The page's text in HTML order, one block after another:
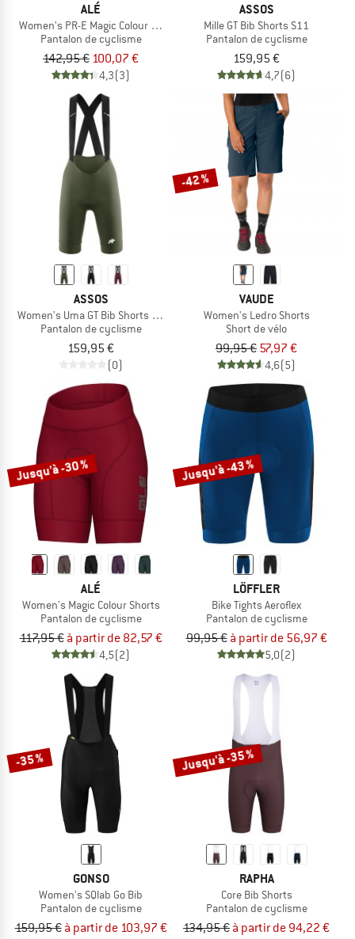
ALÉ
Women's PR-E Magic Colour Bibshorts
Pantalon de cyclisme
142,95 € 100,07 €
4,3(3)
ASSOS
Mille GT Bib Shorts S11
Pantalon de cyclisme
159,95 €
4,7(6)
ASSOS
Women's Uma GT Bib Shorts S11
Pantalon de cyclisme
159,95 €
(0)
-42 %
VAUDE
Women's Ledro Shorts
Short de vélo
99,95 € 57,97 €
4,6(5)
Jusqu'à -30 %
ALÉ
Women's Magic Colour Shorts
Pantalon de cyclisme
117,95 € à partir de 82,57 €
4,5(2)
Jusqu'à -43 %
LÖFFLER
Bike Tights Aeroflex
Pantalon de cyclisme
99,95 € à partir de 56,97 €
5,0(2)
-35 %
GONSO
Women's SQlab Go Bib
Pantalon de cyclisme
159,95 € à partir de 103,97 €
Jusqu'à -35 %
RAPHA
Core Bib Shorts
Pantalon de cyclisme
134,95 € à partir de 94,22 €